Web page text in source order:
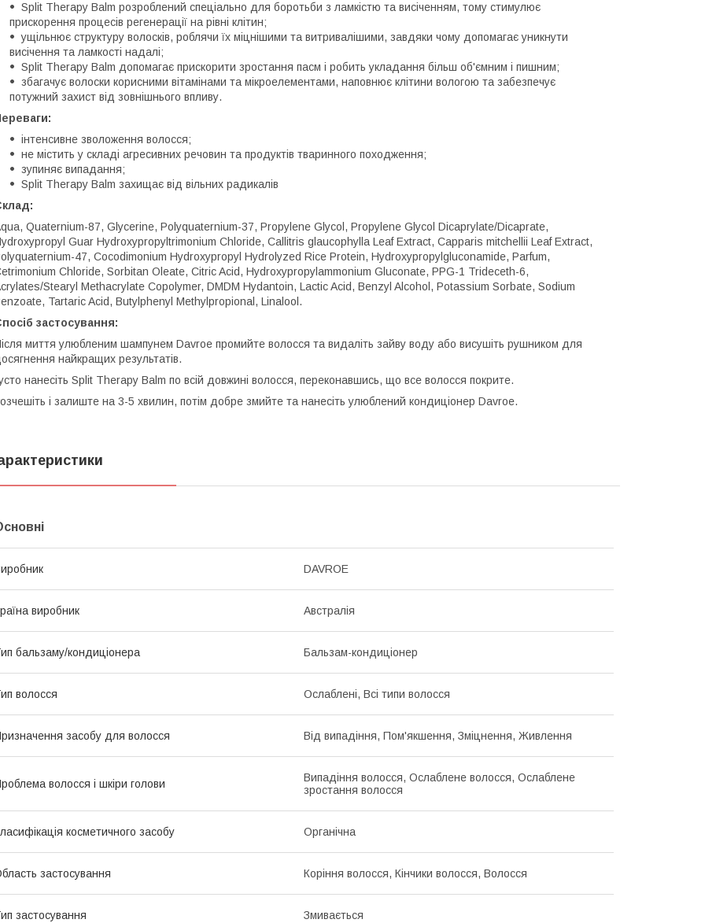
Split Therapy Balm розроблений спеціально для боротьби з ламкістю та висіченням, тому стимулює
прискорення процесів регенерації на рівні клітин;
ущільнює структуру волосків, роблячи їх міцнішими та витривалішими, завдяки чому допомагає уникнути
висічення та ламкості надалі;
Split Therapy Balm допомагає прискорити зростання пасм і робить укладання більш об'ємним і пишним;
збагачує волоски корисними вітамінами та мікроелементами, наповнює клітини вологою та забезпечує
потужний захист від зовнішнього впливу.
інтенсивне зволоження волосся;
не містить у складі агресивних речовин та продуктів тваринного походження;
зупиняє випадання;
Split Therapy Balm захищає від вільних радикалів
Quaternium-87, Glycerine, Polyquaternium-37, Propylene Glycol, Propylene Glycol Dicaprylate/Dicaprate,
Guar Hydroxypropyltrimonium Chloride, Callitris glaucophylla Leaf Extract, Capparis mitchellii Leaf Extract,
47, Cocodimonium Hydroxypropyl Hydrolyzed Rice Protein, Hydroxypropylgluconamide, Parfum,
Chloride, Sorbitan Oleate, Citric Acid, Hydroxypropylammonium Gluconate, PPG-1 Trideceth-6,
Stearyl Methacrylate Copolymer, DMDM Hydantoin, Lactic Acid, Benzyl Alcohol, Potassium Sorbate, Sodium
Tartaric Acid, Butylphenyl Methylpropional, Linalool.
застосування:
миття улюбленим шампунем Davroe промийте волосся та видаліть зайву воду або висушіть рушником для
найкращих результатів.
нанесіть Split Therapy Balm по всій довжині волосся, переконавшись, що все волосся покрите.
і залиште на 3-5 хвилин, потім добре змийте та нанесіть улюблений кондиціонер Davroe.
DAVROE
виробник Австралія
бальзаму/кондиціонера Бальзам-кондиціонер
волосся Ослаблені, Всі типи волосся
засобу для волосся Від випадіння, Пом'якшення, Зміцнення, Живлення
волосся і шкіри голови
Випадіння волосся, Ослаблене волосся, Ослаблене
зростання волосся
косметичного засобу Органічна
застосування Коріння волосся, Кінчики волосся, Волосся
застосування Змивається